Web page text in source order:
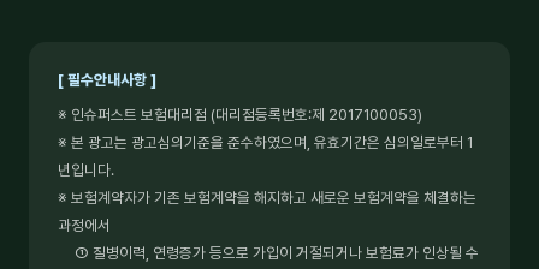
[ 필수안내사항 ]
※ 인슈퍼스트 보험대리점 (대리점등록번호:제 2017100053)
※ 본 광고는 광고심의기준을 준수하였으며, 유효기간은 심의일로부터 1
년입니다.
※ 보험계약자가 기존 보험계약을 해지하고 새로운 보험계약을 체결하는
과정에서
① 질병이력, 연령증가 등으로 가입이 거절되거나 보험료가 인상될 수